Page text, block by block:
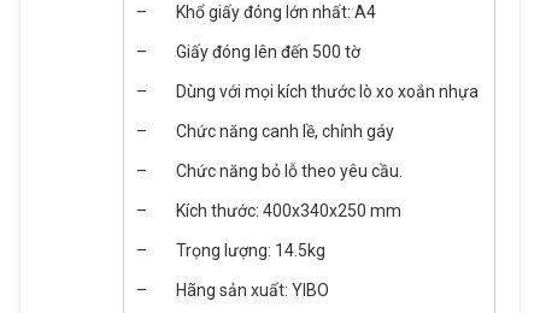
– Khổ giấy đóng lớn nhất: A4
– Giấy đóng lên đến 500 tờ
– Dùng với mọi kích thước lò xo xoắn nhựa
– Chức năng canh lề, chỉnh gáy
– Chức năng bỏ lỗ theo yêu cầu.
– Kích thước: 400x340x250 mm
– Trọng lượng: 14.5kg
– Hãng sản xuất: YIBO
Nhu cầu cần tư vấn
Gửi thông tin
Máy đóng gáy xoắn nhựa Binder S950
Giá: 4,150,000 đ
Giỏ hàng hiện có:0sản phẩm
Đi đến giỏ hàng